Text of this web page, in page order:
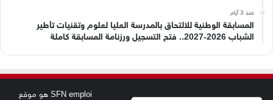
منذ 3 أيام
المسابقة الوطنية للالتحاق بالمدرسة العليا لعلوم وتقنيات تأطير
الشباب 2026-2027.. فتح التسجيل ورزنامة المسابقة كاملة
SFN emploi هو موقع